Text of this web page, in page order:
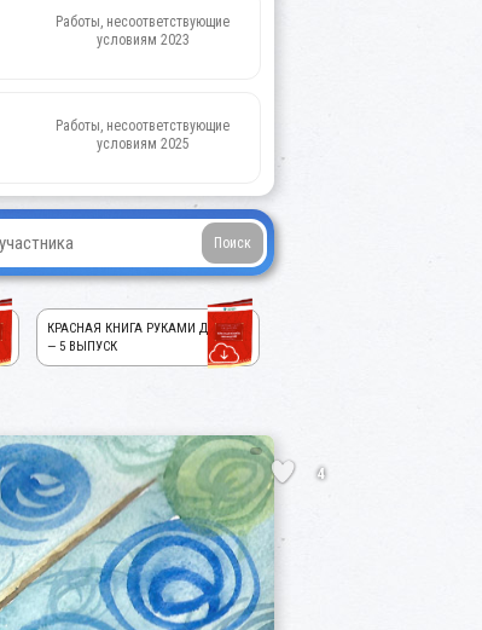
Работы, несоответствующие
условиям 2023
Работы, несоответствующие
условиям 2025
КРАСНАЯ КНИГА РУКАМИ ДЕТЕЙ!
— 5 ВЫПУСК
4